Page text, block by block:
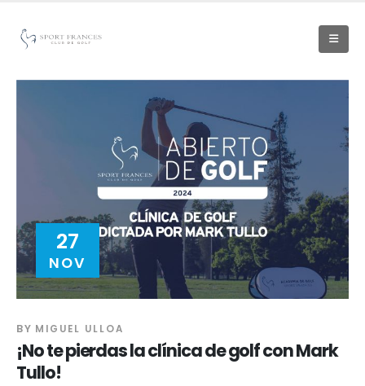
27
NOV
BY MIGUEL ULLOA
¡No te pierdas la clínica de golf con Mark
Tullo!